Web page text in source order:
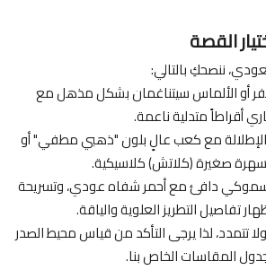
القصة
ننصحكِ بالتالي:
أو الألماس سيتناغمان بشكل مذهل مع
أقراطاً متدلية ناعمة.
مع كعب عالٍ بلون "ذهبي مطفي" أو
صغيرة (كلاتش) كلاسيكية.
دافئ مع أحمر شفاه عودي، وتسريحة
ولا تتمدد، لذا يرجى التأكد من قياس محيط الصدر
المقاسات الخاص بنا.